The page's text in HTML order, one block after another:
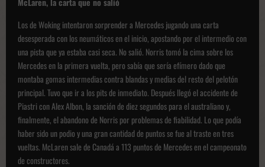
Los de Woking intentaron sorprender a Mercedes jugando una carta
desesperada con los neumáticos en el inicio, apostando por el intermedio con
una pista que ya estaba casi seca. No salió. Norris tomó la cima sobre los
Mercedes en la primera vuelta, pero sabía que sería efímero dado que
montaba gomas intermedias contra blandas y medias del resto del pelotón
principal. Tuvo que ir a los pits de inmediato. Después llegó el accidente de
Piastri con Alex Albon, la sanción de diez segundos para el australiano y,
finalmente, el abandono de Norris por problemas de fiabilidad. Lo que podía
haber sido un podio y una gran cantidad de puntos se fue al traste en tres
vueltas. McLaren sale de Canadá a 113 puntos de Mercedes en el campeonato
de constructores.